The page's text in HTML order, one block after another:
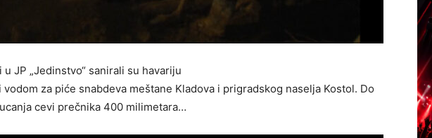
JP „Jedinstvo“ sanirali su havariju
za piće snabdeva meštane Kladova i prigradskog naselja Kostol. Do
cevi prečnika 400 milimetara…